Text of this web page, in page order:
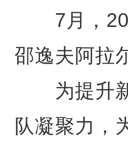
7月，200
邵逸夫阿拉
为提升新
队凝聚力，